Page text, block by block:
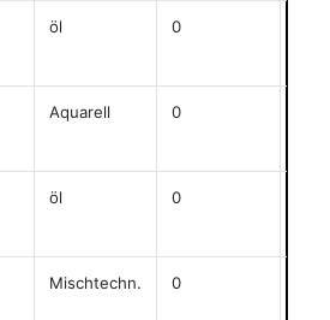
öl 0
Aquarell 0
öl 0
Mischtechn. 0